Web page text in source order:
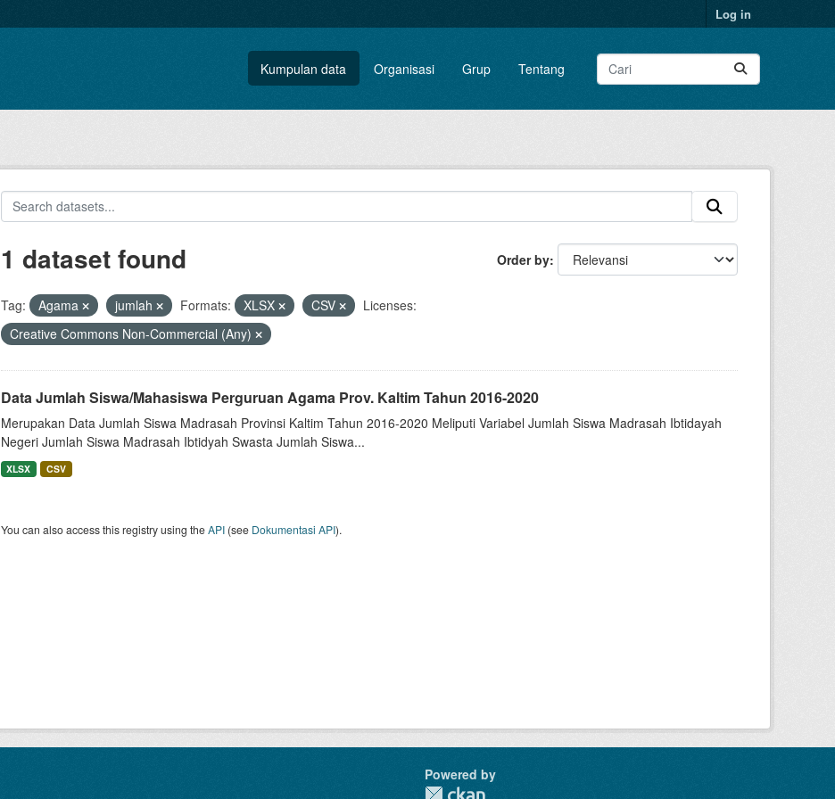
Log in
Kumpulan data Organisasi Grup Tentang
Order by
1 dataset found
Tag: Agama jumlah Formats: XLSX CSV
Licenses:
Creative Commons Non-Commercial (Any)
Data Jumlah Siswa/Mahasiswa Perguruan Agama Prov. Kaltim Tahun 2016-2020
Merupakan Data Jumlah Siswa Madrasah Provinsi Kaltim Tahun 2016-2020 Meliputi Variabel Jumlah Siswa Madrasah Ibtidayah
Negeri Jumlah Siswa Madrasah Ibtidyah Swasta Jumlah Siswa...
XLSX CSV
You can also access this registry using theAPI(see Dokumentasi API).
Powered by